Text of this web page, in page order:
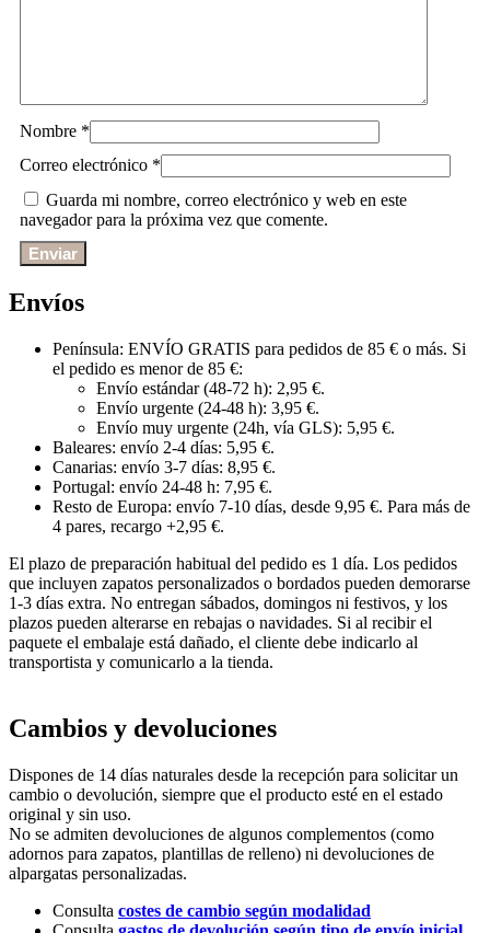
Nombre *
Correo electrónico *
Guarda mi nombre, correo electrónico y web en este
navegador para la próxima vez que comente.
Envíos
Península: ENVÍO GRATIS para pedidos de 85 € o más. Si
el pedido es menor de 85 €:
Envío estándar (48-72 h): 2,95 €.
Envío urgente (24-48 h): 3,95 €.
Envío muy urgente (24h, vía GLS): 5,95 €.
Baleares: envío 2-4 días: 5,95 €.
Canarias: envío 3-7 días: 8,95 €.
Portugal: envío 24-48 h: 7,95 €.
Resto de Europa: envío 7-10 días, desde 9,95 €. Para más de
4 pares, recargo +2,95 €.
El plazo de preparación habitual del pedido es 1 día. Los pedidos
que incluyen zapatos personalizados o bordados pueden demorarse
1-3 días extra. No entregan sábados, domingos ni festivos, y los
plazos pueden alterarse en rebajas o navidades. Si al recibir el
paquete el embalaje está dañado, el cliente debe indicarlo al
transportista y comunicarlo a la tienda.
Cambios y devoluciones
Dispones de 14 días naturales desde la recepción para solicitar un
cambio o devolución, siempre que el producto esté en el estado
original y sin uso.
No se admiten devoluciones de algunos complementos (como
adornos para zapatos, plantillas de relleno) ni devoluciones de
alpargatas personalizadas.
Consulta costes de cambio según modalidad